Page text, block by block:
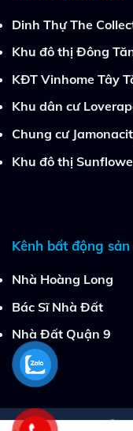
Dinh Thự The
Khu đô thị Đông
KĐT Vinhome Tây
Khu dân cư
Chung cư
Khu đô thị
Kênh bất động sản
Nhà Hoàng Long
Bác Sĩ Nhà Đất
Nhà Đất Quận 9
Copyright 2026 ©